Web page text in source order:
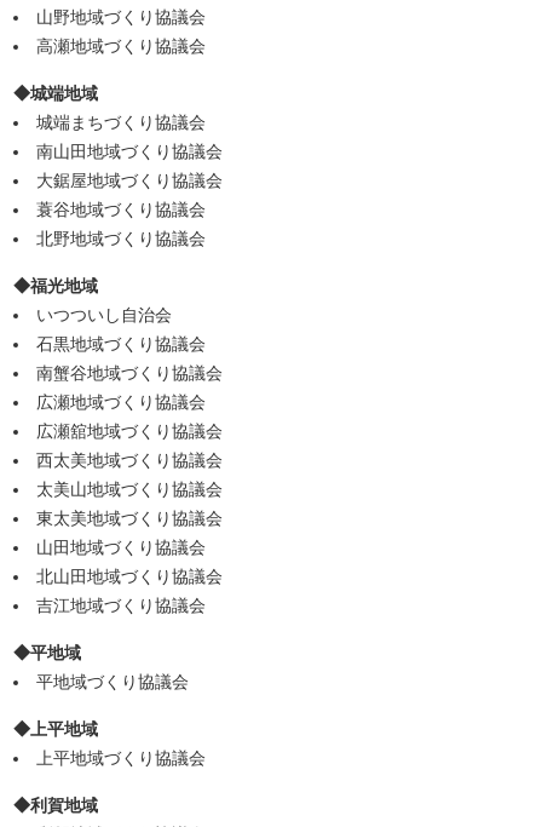
山野地域づくり協議会
高瀬地域づくり協議会
◆城端地域
城端まちづくり協議会
南山田地域づくり協議会
大鋸屋地域づくり協議会
蓑谷地域づくり協議会
北野地域づくり協議会
◆福光地域
いつついし自治会
石黒地域づくり協議会
南蟹谷地域づくり協議会
広瀬地域づくり協議会
広瀬舘地域づくり協議会
西太美地域づくり協議会
太美山地域づくり協議会
東太美地域づくり協議会
山田地域づくり協議会
北山田地域づくり協議会
吉江地域づくり協議会
◆平地域
平地域づくり協議会
◆上平地域
上平地域づくり協議会
◆利賀地域